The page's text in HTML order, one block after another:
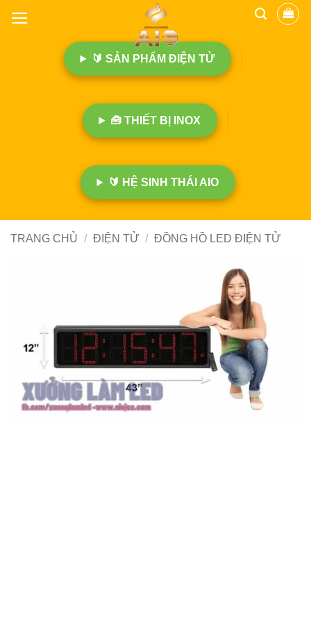
🔰 SẢN PHẨM ĐIỆN TỬ
🧰 THIẾT BỊ INOX
🔰 HỆ SINH THÁI AIO
TRANG CHỦ / ĐIỆN TỬ / ĐỒNG HỒ LED ĐIỆN TỬ